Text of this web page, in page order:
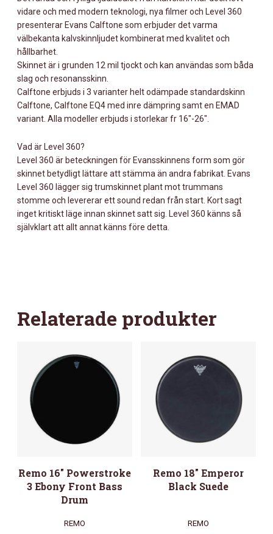
vidare och med modern teknologi, nya filmer och Level 360
presenterar Evans Calftone som erbjuder det varma
välbekanta kalvskinnljudet kombinerat med kvalitet och
hållbarhet.
Skinnet är i grunden 12 mil tjockt och kan användas som båda
slag och resonansskinn.
Calftone erbjuds i 3 varianter helt odämpade standardskinn
Calftone, Calftone EQ4 med inre dämpring samt en EMAD
variant. Alla modeller erbjuds i storlekar fr 16″-26″.
Vad är Level 360?
Level 360 är beteckningen för Evansskinnens form som gör
skinnet betydligt lättare att stämma än andra fabrikat. Evans
Level 360 lägger sig trumskinnet plant mot trummans
stomme och levererar ett sound redan från start. Kort sagt
inget kritiskt läge innan skinnet satt sig. Level 360 känns så
självklart att allt annat känns före detta.
Relaterade produkter
Remo 16″ Powerstroke
3 Ebony Front Bass
Drum
REMO
Remo 18″ Emperor
Black Suede
REMO